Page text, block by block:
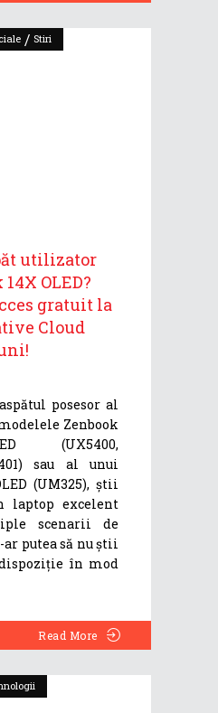
/ Stiri
utilizator
OLED?
gratuit la
Cloud
posesor al
Zenbook
(UX5400,
sau al unui
(UM325), știi
laptop excelent
scenarii de
putea să nu știi
în mod
Read More